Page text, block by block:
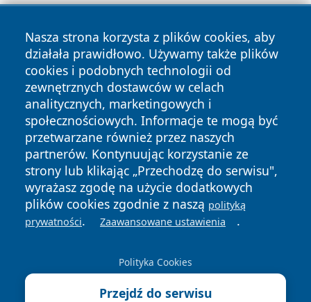
Nasza strona korzysta z plików cookies, aby
działała prawidłowo. Używamy także plików
cookies i podobnych technologii od
zewnętrznych dostawców w celach
analitycznych, marketingowych i
społecznościowych. Informacje te mogą być
przetwarzane również przez naszych
partnerów. Kontynuując korzystanie ze
strony lub klikając „Przechodzę do serwisu",
wyrażasz zgodę na użycie dodatkowych
plików cookies zgodnie z naszą polityką
prywatności. Zaawansowane ustawienia .
Polityka Cookies
Przejdź do serwisu
Copyright © 2026 echowarszawy.pl Wszystkie prawa
zastrzeżone.
Autorzy
Polityka
Prywatności
Polityka
Cookies